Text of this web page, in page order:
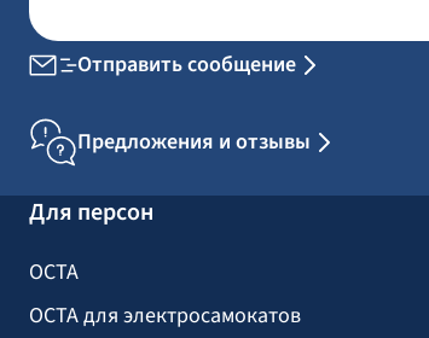
Отправить сообщение
Предложения и отзывы
Для персон
OCTA
OCTA для электросамокатов